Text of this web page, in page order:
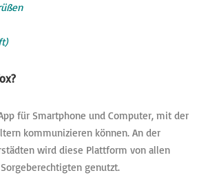
für Smartphone und Computer, mit der
kommunizieren können. An der
wird diese Plattform von allen
genutzt.